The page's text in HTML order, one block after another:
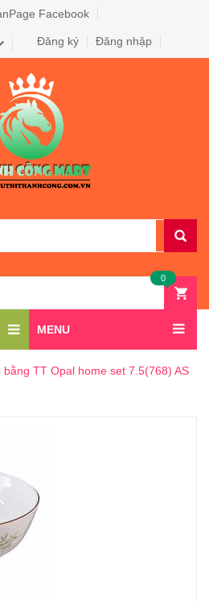
Facebook
Đăng nhập
Đăng ký
0
MENU
bằng TT Opal home set 7.5(768) AS